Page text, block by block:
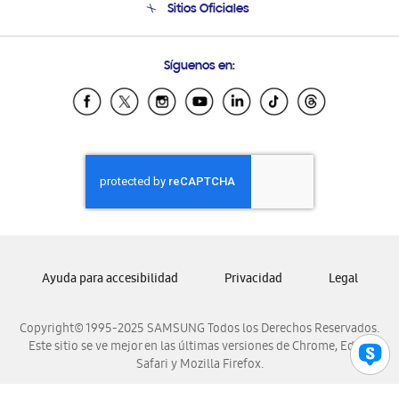
Condiciones de Compra
Soporte vía eMail
Sitios Oficiales
Samsung Ecuador
Samsung El Salvador
Samsung Honduras
Samsung Nicaragua
Samsung Panamá
Samsung Venezuela
Síguenos en:
Copyright© 1995-2025 SAMSUNG Todos los Derechos Reservados.
Este sitio se ve mejor en las últimas versiones de Chrome, Edge,
Safari y Mozilla Firefox.
Ayuda para accesibilidad Privacidad Legal